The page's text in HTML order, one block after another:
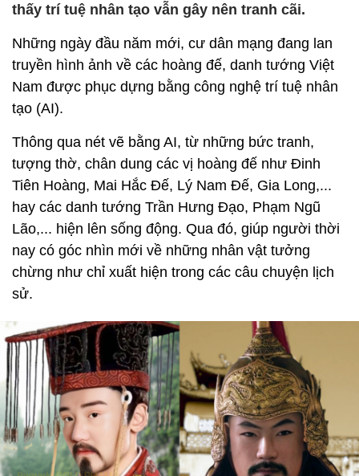
thấy trí tuệ nhân tạo vẫn gây nên tranh cãi.
Những ngày đầu năm mới, cư dân mạng đang lan
truyền hình ảnh về các hoàng đế, danh tướng Việt
Nam được phục dựng bằng công nghệ trí tuệ nhân
tạo (AI).
Thông qua nét vẽ bằng AI, từ những bức tranh,
tượng thờ, chân dung các vị hoàng đế như Đinh
Tiên Hoàng, Mai Hắc Đế, Lý Nam Đế, Gia Long,...
hay các danh tướng Trần Hưng Đạo, Phạm Ngũ
Lão,... hiện lên sống động. Qua đó, giúp người thời
nay có góc nhìn mới về những nhân vật tưởng
chừng như chỉ xuất hiện trong các câu chuyện lịch
sử.